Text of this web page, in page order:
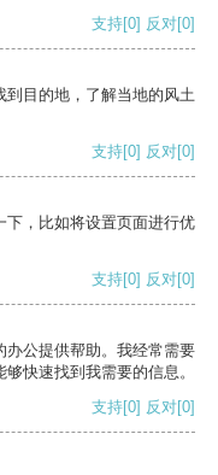
支持[0] 反对[0]
到目的地，了解当地的风土
支持[0] 反对[0]
下，比如将设置页面进行优
支持[0] 反对[0]
办公提供帮助。我经常需要
快速找到我需要的信息。
支持[0] 反对[0]